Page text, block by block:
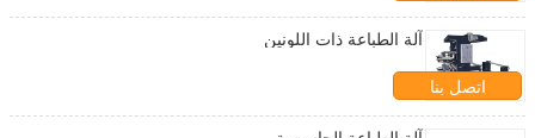
آلة الطباعة ذات اللونين
اتصل بنا